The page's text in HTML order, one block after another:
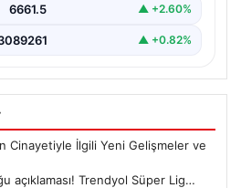
6661.5 ▲ +2.60%
▲ +0.82%
Cinayetiyle İlgili Yeni Gelişmeler ve
açıklaması! Trendyol Süper Lig…